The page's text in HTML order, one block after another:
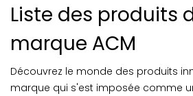
Liste des produits
marque ACM
Découvrez le monde des produits
marque qui s'est imposée comme